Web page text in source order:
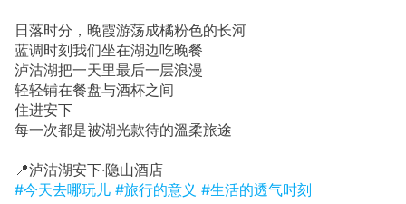
日落时分，晚霞游荡成橘粉色的长河
蓝调时刻我们坐在湖边吃晚餐
泸沽湖把一天里最后一层浪漫
轻轻铺在餐盘与酒杯之间
住进安下
每一次都是被湖光款待的溫柔旅途
📍泸沽湖安下·隐山酒店
#今天去哪玩儿 #旅行的意义 #生活的透气时刻